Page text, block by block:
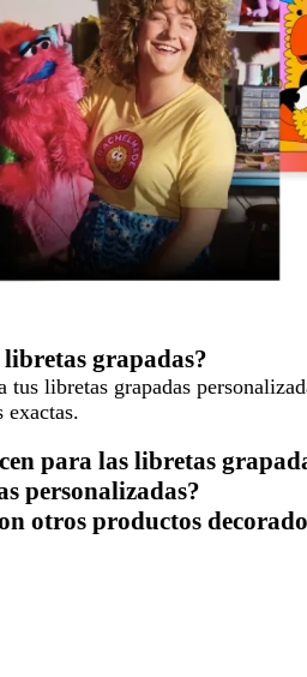
grapadas?
libretas grapadas
para las libretas
personalizadas?
otros productos